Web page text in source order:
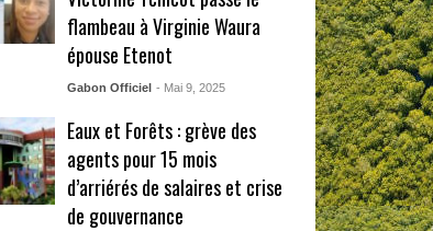
flambeau à Virginie Waura
épouse Etenot
Gabon Officiel - Mai 9, 2025
Eaux et Forêts : grève des
agents pour 15 mois
d’arriérés de salaires et crise
de gouvernance